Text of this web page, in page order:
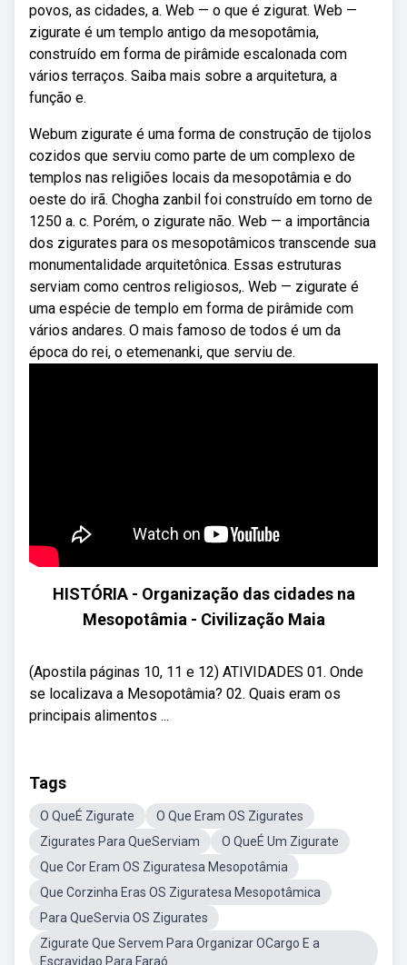
povos, as cidades, a. Web — o que é zigurat. Web —
zigurate é um templo antigo da mesopotâmia,
construído em forma de pirâmide escalonada com
vários terraços. Saiba mais sobre a arquitetura, a
função e.
Webum zigurate é uma forma de construção de tijolos
cozidos que serviu como parte de um complexo de
templos nas religiões locais da mesopotâmia e do
oeste do irã. Chogha zanbil foi construído em torno de
1250 a. c. Porém, o zigurate não. Web — a importância
dos zigurates para os mesopotâmicos transcende sua
monumentalidade arquitetônica. Essas estruturas
serviam como centros religiosos,. Web — zigurate é
uma espécie de templo em forma de pirâmide com
vários andares. O mais famoso de todos é um da
época do rei, o etemenanki, que serviu de.
HISTÓRIA - Organização das cidades na
Mesopotâmia - Civilização Maia
(Apostila páginas 10, 11 e 12) ATIVIDADES 01. Onde
se localizava a Mesopotâmia? 02. Quais eram os
principais alimentos ...
Tags
O QueÉ Zigurate
O Que Eram OS Zigurates
Zigurates Para QueServiam
O QueÉ Um Zigurate
Que Cor Eram OS Ziguratesa Mesopotâmia
Que Corzinha Eras OS Ziguratesa Mesopotâmica
Para QueServia OS Zigurates
Zigurate Que Servem Para Organizar OCargo E a
Escravidao Para Faraó